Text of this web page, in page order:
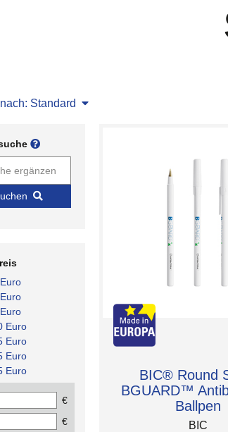
Standard
Euro
Euro
Euro
Euro
€
€
BIC® Round
BGUARD™
Ballpen
BIC